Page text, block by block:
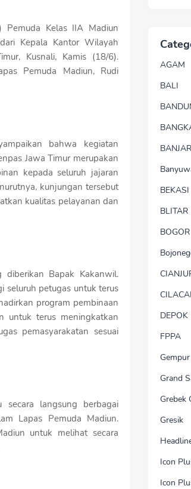
Pemuda Kelas IIA Madiun
Kepala Kantor Wilayah
Kusnali, Kamis (18/6).
Pemuda Madiun, Rudi
bahwa kegiatan
Jawa Timur merupakan
kepada seluruh jajaran
kunjungan tersebut
kualitas pelayanan dan
diberikan Bapak Kakanwil.
seluruh petugas untuk terus
program pembinaan
untuk terus meningkatkan
pemasyarakatan sesuai
secara langsung berbagai
Lapas Pemuda Madiun.
untuk melihat secara
AGAM
BALI
BEKASI
BLITAR
BOGOR
DEPOK
FPPA
Grand
Grebek
Gresik
Icon
Icon